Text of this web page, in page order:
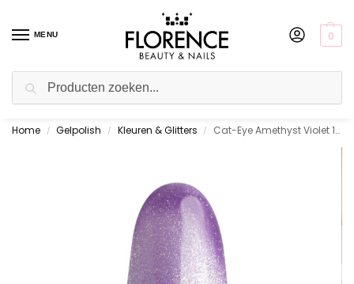
MENU 0
Gratis ophalen in de showroom
Home / Gelpolish / Kleuren & Glitters / Cat-Eye Amethyst Violet 10 ml.